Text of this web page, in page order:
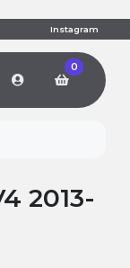
Instagram
0
2013-